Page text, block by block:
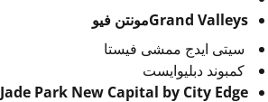
Grand Valleysمونتن فيو
سيتى ايدج ممشى فيستا
كمبوند دبليوايست
Jade Park New Capital by City Edge